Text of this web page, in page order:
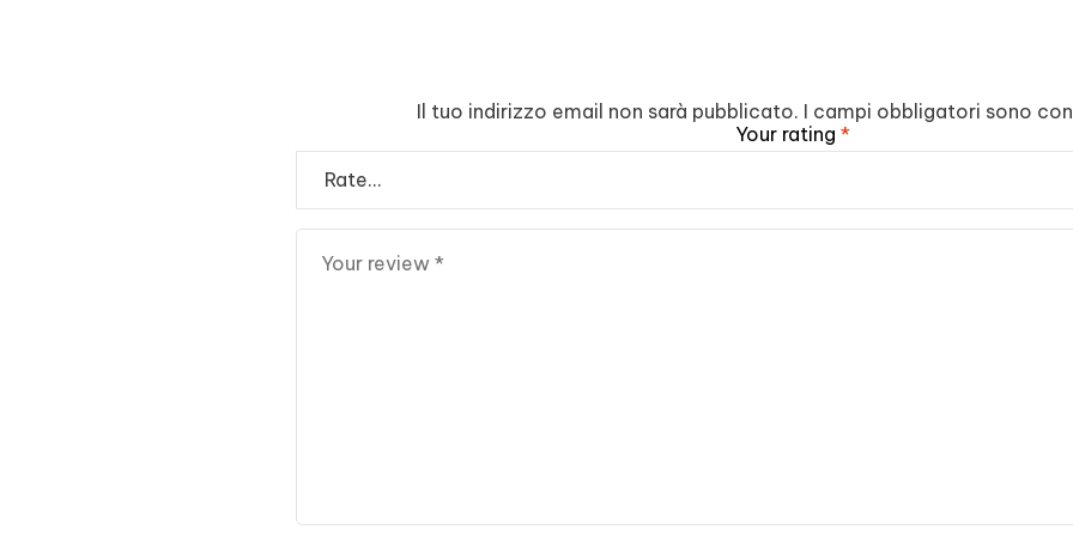
Il tuo indirizzo email non sarà pubblicato. I campi obbligatori sono
Your rating *